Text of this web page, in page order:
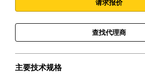
请求报价
查找代理商
主要技术规格